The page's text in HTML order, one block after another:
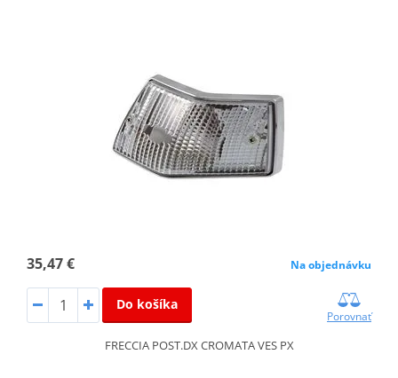
35,47 € Na objednávku
Do košíka
Porovnať
FRECCIA POST.DX CROMATA VES PX